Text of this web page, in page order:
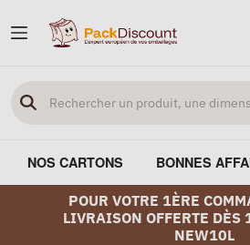
NOS CARTONS BONNES
POUR VOTRE 1ÈRE
LIVRAISON OFFERTE DÈS
NEW10L